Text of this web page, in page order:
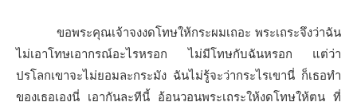
ขอพระคุณเจ้าจงงดโทษให้กระผมเถอะ พระเถระจึงว่าฉัน
ไม่เอาโทษเอากรณ์อะไรหรอก ไม่มีโทษกับฉันหรอก แต่ว่า
ปรโลกเขาจะไม่ยอมละกระมัง ฉันไม่รู้จะว่ากระไรเขานี่ ก็เธอทำ
ของเธอเองนี่ เอากันละทีนี้ อ้อนวอนพระเถระให้งดโทษให้ตน ที่